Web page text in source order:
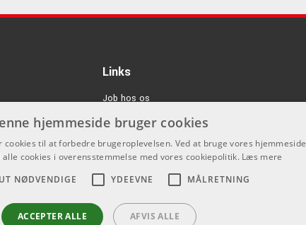
ARTIKELNUMMER 4821412
Links
Job hos os
Om Os
Agenturer
Log ind
GDPR & Cookies
hjemmeside bruger cookies
cookies til at forbedre brugeroplevelsen. Ved at bruge vores hjemmeside
cookies i overensstemmelse med vores cookiepolitik. Læs mere
NØDVENDIGE
YDEEVNE MÅLRETNING
ACCEPTER ALLE AFVIS ALLE